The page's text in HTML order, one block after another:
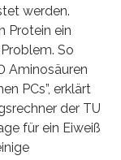
werden.
Protein ein
So
Aminosäuren
PCs”, erklärt
der TU
für ein Eiweiß